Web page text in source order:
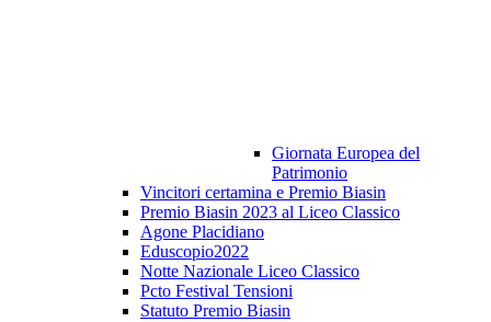
Giornata Europea del
Patrimonio
Vincitori certamina e Premio Biasin
Premio Biasin 2023 al Liceo Classico
Agone Placidiano
Eduscopio2022
Notte Nazionale Liceo Classico
Pcto Festival Tensioni
Statuto Premio Biasin